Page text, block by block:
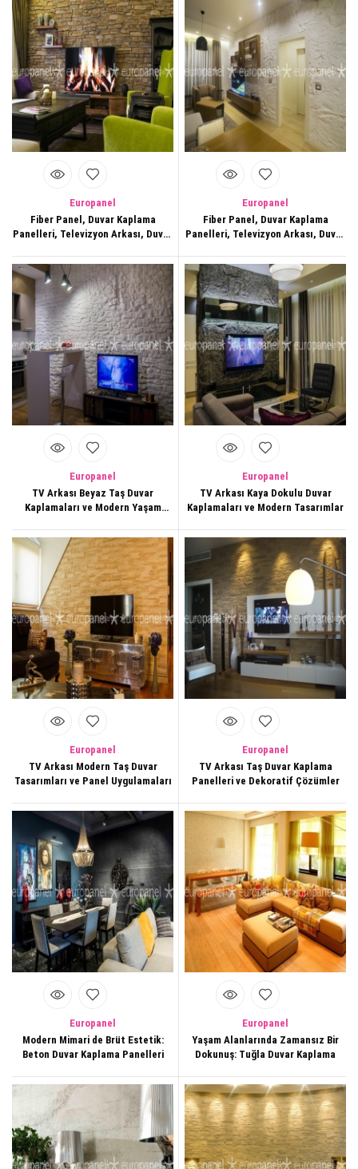
Europanel
Fiber Panel, Duvar Kaplama
Panelleri, Televizyon Arkası, Duvar
Europanel
Fiber Panel, Duvar Kaplama
Panelleri, Televizyon Arkası, Duvar
Europanel
TV Arkası Beyaz Taş Duvar
Kaplamaları ve Modern Yaşam
Europanel
TV Arkası Kaya Dokulu Duvar
Kaplamaları ve Modern Tasarımlar
Europanel
TV Arkası Modern Taş Duvar
Tasarımları ve Panel Uygulamaları
Europanel
TV Arkası Taş Duvar Kaplama
Panelleri ve Dekoratif Çözümler
Europanel
Modern Mimari de Brüt Estetik:
Beton Duvar Kaplama Panelleri
Europanel
Yaşam Alanlarında Zamansız Bir
Dokunuş: Tuğla Duvar Kaplama